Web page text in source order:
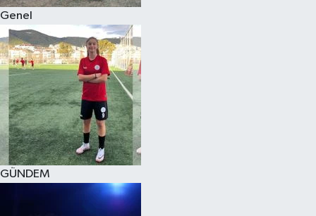
Genel
GÜNDEM
Haber Arşivi